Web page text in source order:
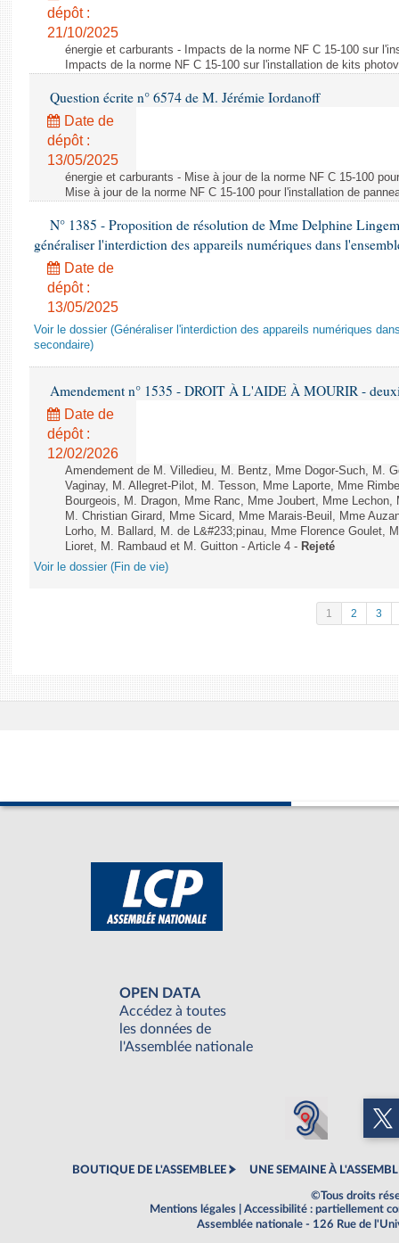
dépôt :
21/10/2025
énergie et carburants - Impacts de la norme NF C 15-100 sur
Impacts de la norme NF C 15-100 sur l'installation de kits
Question écrite n° 6574 de M. Jérémie Iordanoff
Date de
dépôt :
13/05/2025
énergie et carburants - Mise à jour de la norme NF C 15-100
Mise à jour de la norme NF C 15-100 pour l'installation de
N° 1385 - Proposition de résolution de Mme Delphine
généraliser l'interdiction des appareils numériques dans
Date de
dépôt :
13/05/2025
Voir le dossier (Généraliser l'interdiction des appareils numériques
secondaire)
Amendement n° 1535 - DROIT À L'AIDE À MOURIR -
Date de
dépôt :
12/02/2026
Amendement de M. Villedieu, M. Bentz, Mme Dogor-Such, M.
Vaginay, M. Allegret-Pilot, M. Tesson, Mme Laporte, Mme
Bourgeois, M. Dragon, Mme Ranc, Mme Joubert, Mme
M. Christian Girard, Mme Sicard, Mme Marais-Beuil, Mme
Lorho, M. Ballard, M. de L&#233;pinau, Mme Florence Goulet,
Lioret, M. Rambaud et M. Guitton - Article 4 - Rejeté
Voir le dossier (Fin de vie)
1 2 3
OPEN DATA
Accédez à toutes
les données de
l'Assemblée nationale
BOUTIQUE DE L'ASSEMBLEE UNE SEMAINE À
©Tous droits
Mentions légales
Accessibilité : partiellement
Assemblée nationale - 126 Rue de